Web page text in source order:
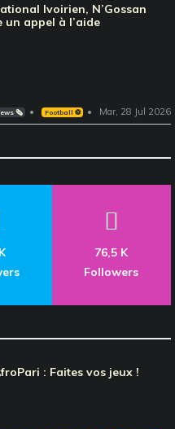
Ivoirien, N’Gossan
un appel à l’aide
🗞️ Football ⚽️ Mar, 28 Jul 2026
76,5 K
Followers
: Faites vos jeux !